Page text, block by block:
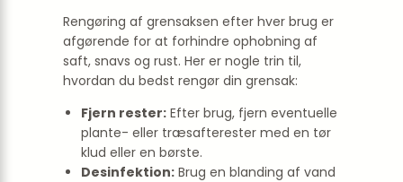
Rengøring af grensaksen efter hver brug er
afgørende for at forhindre ophobning af
saft, snavs og rust. Her er nogle trin til,
hvordan du bedst rengør din grensak:
Fjern rester: Efter brug, fjern eventuelle
plante- eller træsafterester med en tør
klud eller en børste.
Desinfektion: Brug en blanding af vand